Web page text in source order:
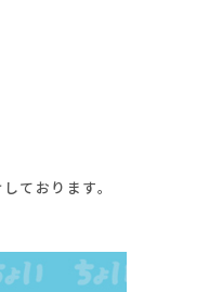
ております。